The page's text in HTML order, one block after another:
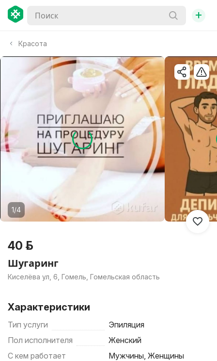
+
Красота
1/4
40 р.
Шугаринг
Киселёва ул, 6, Гомель, Гомельская область
Характеристики
Тип услуги
Эпиляция
Пол исполнителя
Женский
С кем работает
Мужчины, Женщины